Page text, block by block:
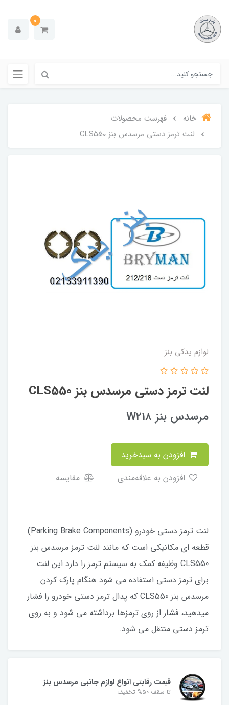
0
خانه
فهرست محصولات
لنت ترمز دستی مرسدس بنز CLS550
لوازم یدکی بنز
لنت ترمز دستی مرسدس بنز CLS550
مرسدس بنز W218
مقایسه
لنت ترمز دستی خودرو (Parking Brake Components)
قطعه ای مکانیکی است که مانند لنت ترمز مرسدس بنز
CLS550 وظیفه کمک به سیستم ترمز را دارد.این لنت
برای ترمز دستی استفاده می شود.هنگام پارک کردن
مرسدس بنز CLS550 که پدال ترمز دستی خودرو را فشار
میدهید، فشار از روی ترمزها برداشته می شود و به روی
ترمز دستی منتقل می شود.
قیمت رقابتی انواع لوازم جانبی مرسدس بنز
تا سقف 50% تخفیف